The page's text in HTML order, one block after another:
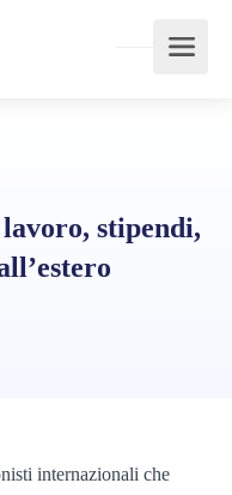
stipendi,
internazionali che